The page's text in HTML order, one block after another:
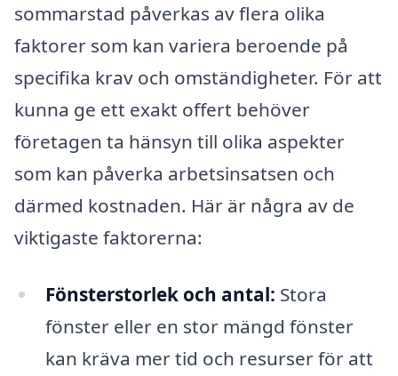
sommarstad påverkas av flera olika
faktorer som kan variera beroende på
specifika krav och omständigheter. För att
kunna ge ett exakt offert behöver
företagen ta hänsyn till olika aspekter
som kan påverka arbetsinsatsen och
därmed kostnaden. Här är några av de
viktigaste faktorerna:
Fönsterstorlek och antal: Stora
fönster eller en stor mängd fönster
kan kräva mer tid och resurser för att